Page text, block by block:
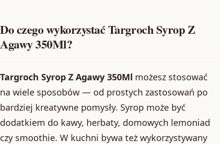
Do czego wykorzystać Targroch Syrop Z
Agawy 350Ml?
Targroch Syrop Z Agawy 350Ml możesz stosować
na wiele sposobów — od prostych zastosowań po
bardziej kreatywne pomysły. Syrop może być
dodatkiem do kawy, herbaty, domowych lemoniad
czy smoothie. W kuchni bywa też wykorzystywany